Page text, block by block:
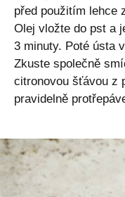
před použitím lehce
Olej vložte do pst a
3 minuty. Poté ústa
Zkuste společně
citronovou šťávou z
pravidelně